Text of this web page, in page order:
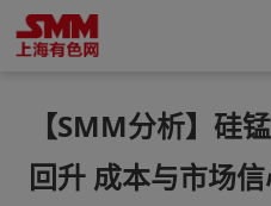
【SMM分析】硅
回升 成本与市场